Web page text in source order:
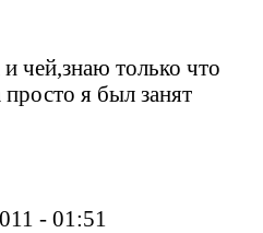
и чей,знаю только что
просто я был занят
- 01:51